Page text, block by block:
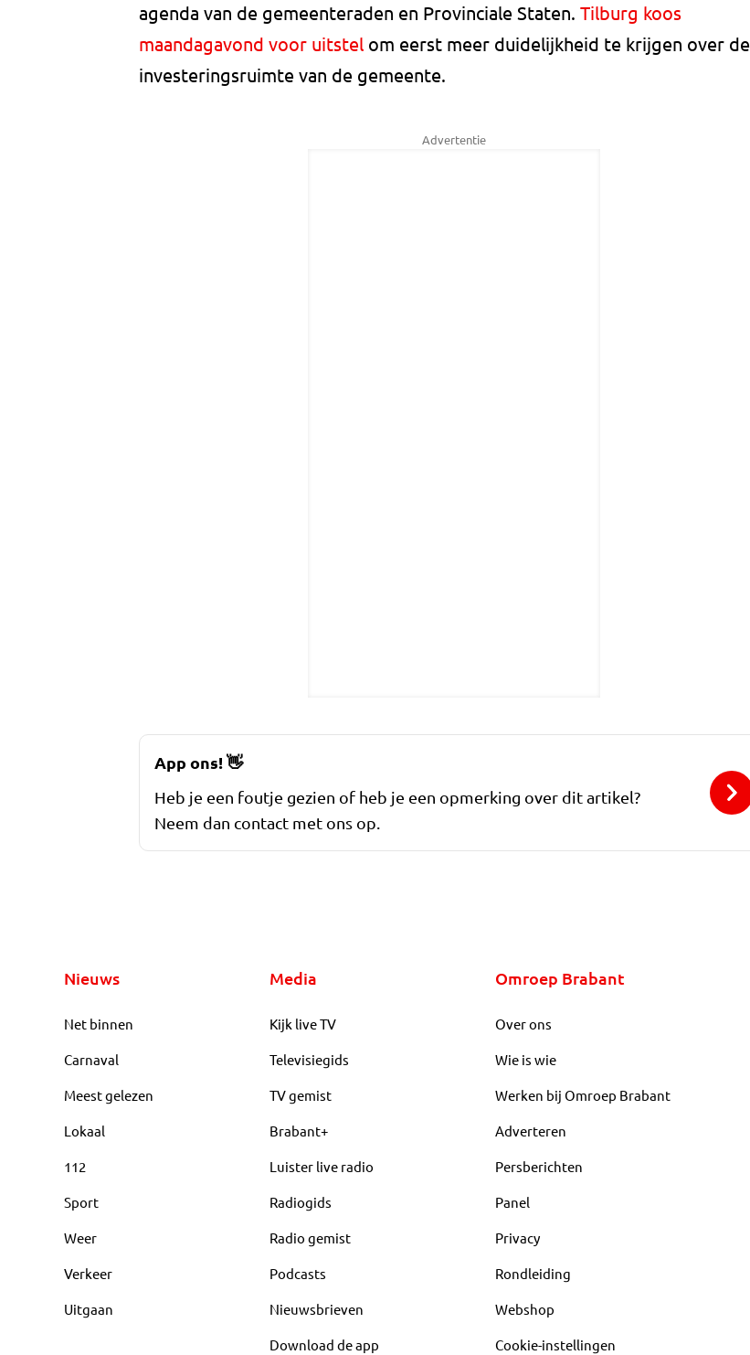
agenda van de gemeenteraden en Provinciale Staten. Tilburg koos
maandagavond voor uitstel om eerst meer duidelijkheid te krijgen over de
investeringsruimte van de gemeente.
Advertentie
App ons!👋
Heb je een foutje gezien of heb je een opmerking over dit artikel?
Neem dan contact met ons op.
Nieuws
Net binnen
Carnaval
Meest gelezen
Lokaal
112
Sport
Weer
Verkeer
Uitgaan
Media
Kijk live TV
Televisiegids
TV gemist
Brabant+
Luister live radio
Radiogids
Radio gemist
Podcasts
Nieuwsbrieven
Download de app
Omroep Brabant
Over ons
Wie is wie
Werken bij Omroep Brabant
Adverteren
Persberichten
Panel
Privacy
Rondleiding
Webshop
Cookie-instellingen